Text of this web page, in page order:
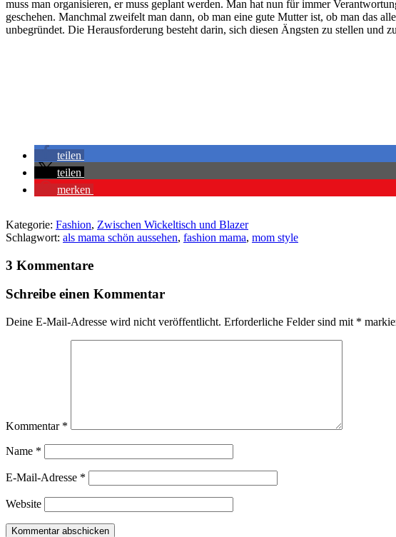
muss man organisieren, er muss geplant werden. Man hat nun für immer
geschehen. Manchmal zweifelt man dann, ob man eine gute Mutter ist, ob man das
unbegründet. Die Herausforderung besteht darin, sich diesen Ängsten zu stellen und
teilen
teilen
merken
Kategorie: Fashion, Zwischen Wickeltisch und Blazer
Schlagwort: als mama schön aussehen, fashion mama, mom style
3 Kommentare
Schreibe einen Kommentar
Deine E-Mail-Adresse wird nicht veröffentlicht. Erforderliche Felder sind mit *
Kommentar *
Name *
E-Mail-Adresse *
Website